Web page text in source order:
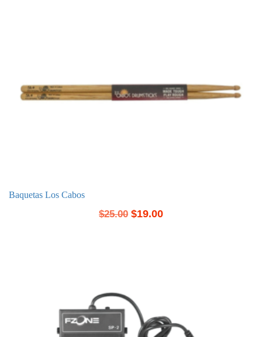
Baquetas Los Cabos
$25.00 $19.00